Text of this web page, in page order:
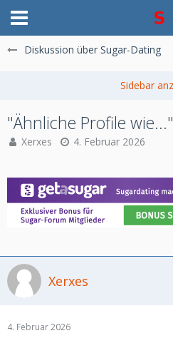
Diskussion über Sugar-Dating
"Ähnliche Profile wie..."
Xerxes 4. Februar 2026
Xerxes
4. Februar 2026